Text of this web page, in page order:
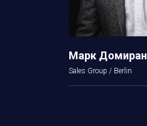
Марк Домиран
Sales Group / Berlin